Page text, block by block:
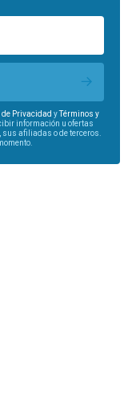
de Privacidad yTérminos y
información u ofertas
afiliadas o de terceros.